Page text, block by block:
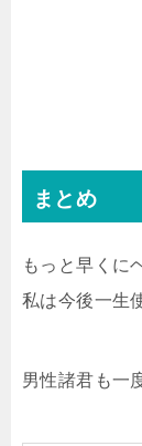
まとめ
もっと早くに
私は今後一生
男性諸君も一